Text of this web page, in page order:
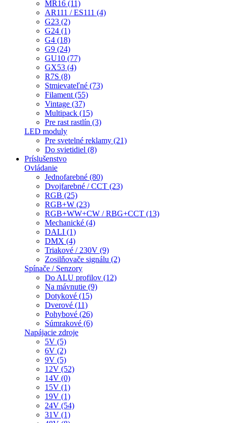
MR16 (11)
AR111 / ES111 (4)
G23 (2)
G24 (1)
G4 (18)
G9 (24)
GU10 (77)
GX53 (4)
R7S (8)
Stmievateľné (73)
Filament (55)
Vintage (37)
Multipack (15)
Pre rast rastlín (3)
LED moduly
Pre svetelné reklamy (21)
Do svietidiel (8)
Príslušenstvo
Ovládanie
Jednofarebné (80)
Dvojfarebné / CCT (23)
RGB (25)
RGB+W (23)
RGB+WW+CW / RBG+CCT (13)
Mechanické (4)
DALI (1)
DMX (4)
Triakové / 230V (9)
Zosilňovače signálu (2)
Spínače / Senzory
Do ALU profilov (12)
Na mávnutie (9)
Dotykové (15)
Dverové (11)
Pohybové (26)
Súmrakové (6)
Napájacie zdroje
5V (5)
6V (2)
9V (5)
12V (52)
14V (0)
15V (1)
19V (1)
24V (54)
31V (1)